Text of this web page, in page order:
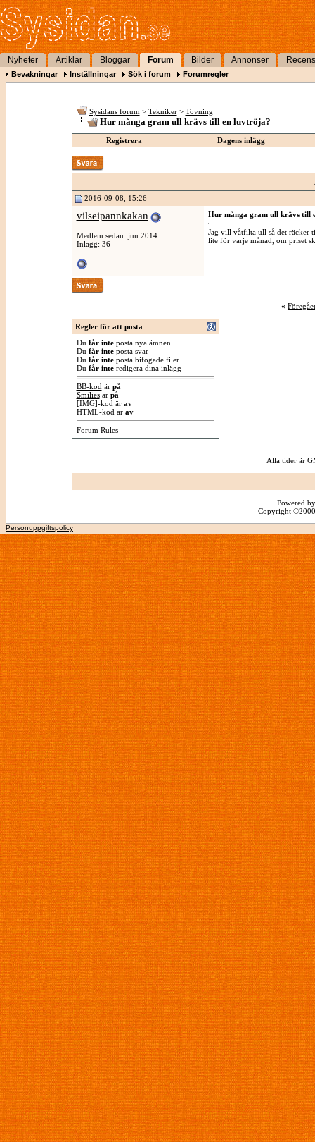
Nyheter Artiklar Bloggar Forum Bilder Annonser
Bevakningar Inställningar Sök i forum Forumregler
Sysidans forum > Tekniker > Tovning
Hur många gram ull krävs till en luvtröja?
Registrera Dagens inlägg
2016-09-08, 15:26
vilseipannkakan
Medlem sedan: jun 2014
Inlägg: 36
Hur många gram ull krävs till
Jag vill våtfilta ull så det räcker
lite för varje månad, om priset
«
Regler för att posta
Du får inteposta nya ämnen
Du får inteposta svar
Du får inteposta bifogade filer
Du får interedigera dina inlägg
BB-kod är på
Smiliesär på
[IMG]-kod är av
HTML-kod är av
Forum Rules
Alla tider är
Powered
Copyright
Personuppgiftspolicy